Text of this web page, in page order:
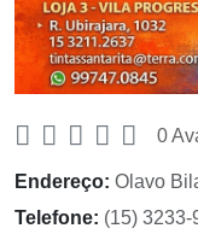
0
Endereço: Olavo
Telefone: (15)